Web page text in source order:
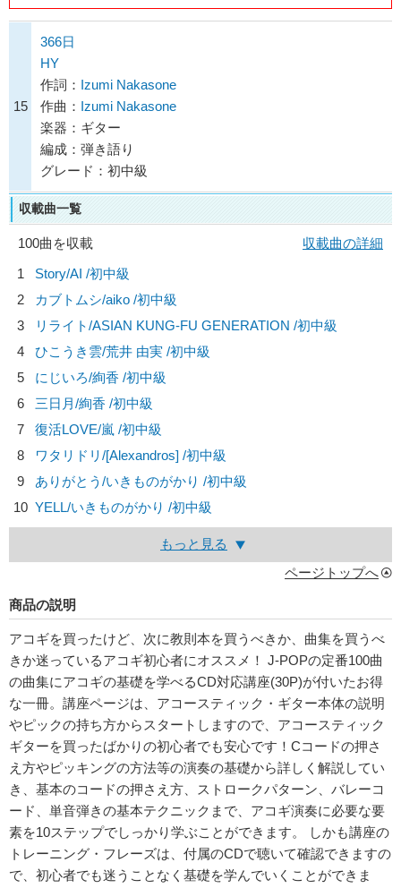
15
366日
HY
作詞： Izumi Nakasone
作曲： Izumi Nakasone
楽器：ギター
編成：弾き語り
グレード：初中級
収載曲一覧
100曲を収載
収載曲の詳細
1
Story/AI /初中級
2
カブトムシ/aiko /初中級
3
リライト/ASIAN KUNG-FU GENERATION /初中級
4
ひこうき雲/荒井 由実 /初中級
5
にじいろ/絢香 /初中級
6
三日月/絢香 /初中級
7
復活LOVE/嵐 /初中級
8
ワタリドリ/[Alexandros] /初中級
9
ありがとう/いきものがかり /初中級
10 YELL/いきものがかり /初中級
もっと見る
ページトップへ
商品の説明
アコギを買ったけど、次に教則本を買うべきか、曲集を買うべ
きか迷っているアコギ初心者にオススメ！ J-POPの定番100曲
の曲集にアコギの基礎を学べるCD対応講座(30P)が付いたお得
な一冊。講座ページは、アコースティック・ギター本体の説明
やピックの持ち方からスタートしますので、アコースティック
ギターを買ったばかりの初心者でも安心です！Cコードの押さ
え方やピッキングの方法等の演奏の基礎から詳しく解説してい
き、基本のコードの押さえ方、ストロークパターン、バレーコ
ード、単音弾きの基本テクニックまで、アコギ演奏に必要な要
素を10ステップでしっかり学ぶことができます。 しかも講座の
トレーニング・フレーズは、付属のCDで聴いて確認できますの
で、初心者でも迷うことなく基礎を学んでいくことができま